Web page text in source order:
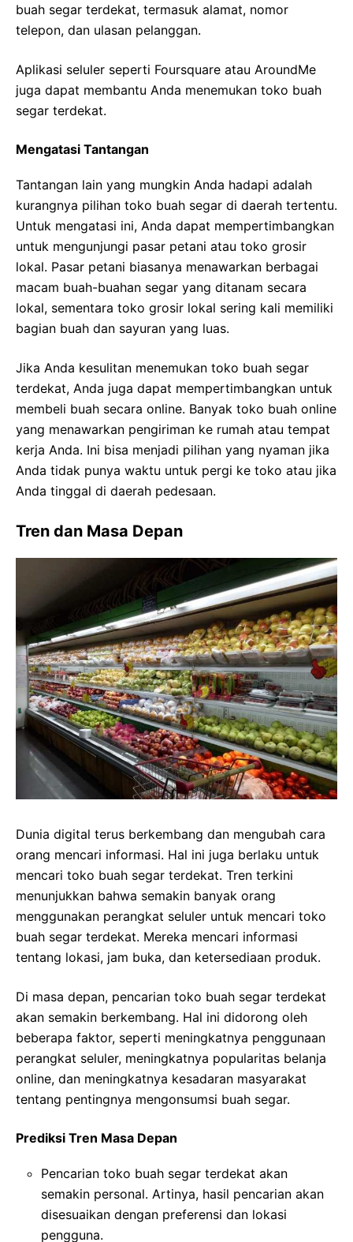
buah segar terdekat, termasuk alamat, nomor
telepon, dan ulasan pelanggan.
Aplikasi seluler seperti Foursquare atau AroundMe
juga dapat membantu Anda menemukan toko buah
segar terdekat.
Mengatasi Tantangan
Tantangan lain yang mungkin Anda hadapi adalah
kurangnya pilihan toko buah segar di daerah tertentu.
Untuk mengatasi ini, Anda dapat mempertimbangkan
untuk mengunjungi pasar petani atau toko grosir
lokal. Pasar petani biasanya menawarkan berbagai
macam buah-buahan segar yang ditanam secara
lokal, sementara toko grosir lokal sering kali memiliki
bagian buah dan sayuran yang luas.
Jika Anda kesulitan menemukan toko buah segar
terdekat, Anda juga dapat mempertimbangkan untuk
membeli buah secara online. Banyak toko buah online
yang menawarkan pengiriman ke rumah atau tempat
kerja Anda. Ini bisa menjadi pilihan yang nyaman jika
Anda tidak punya waktu untuk pergi ke toko atau jika
Anda tinggal di daerah pedesaan.
Tren dan Masa Depan
Dunia digital terus berkembang dan mengubah cara
orang mencari informasi. Hal ini juga berlaku untuk
mencari toko buah segar terdekat. Tren terkini
menunjukkan bahwa semakin banyak orang
menggunakan perangkat seluler untuk mencari toko
buah segar terdekat. Mereka mencari informasi
tentang lokasi, jam buka, dan ketersediaan produk.
Di masa depan, pencarian toko buah segar terdekat
akan semakin berkembang. Hal ini didorong oleh
beberapa faktor, seperti meningkatnya penggunaan
perangkat seluler, meningkatnya popularitas belanja
online, dan meningkatnya kesadaran masyarakat
tentang pentingnya mengonsumsi buah segar.
Prediksi Tren Masa Depan
Pencarian toko buah segar terdekat akan
semakin personal. Artinya, hasil pencarian akan
disesuaikan dengan preferensi dan lokasi
pengguna.